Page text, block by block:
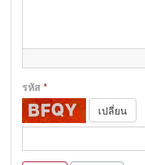
รหัส *
เปลี่ยน